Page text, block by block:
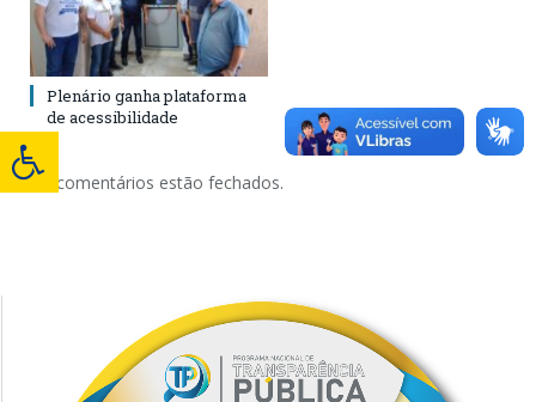
Plenário ganha plataforma
de acessibilidade
Os comentários estão fechados.